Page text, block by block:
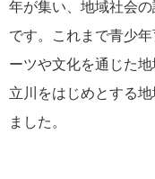
年が集い、地域社会
です。これまで青少
ーツや文化を通じた
立川をはじめとする
ました。